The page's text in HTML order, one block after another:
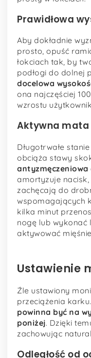
Prawidłowa
Aby dokładnie
prosto, opuść
łokciach tak, by
podłogi do dolnej
docelowa
ona najczęściej
wzrostu
Aktywna
Długotrwałe
obciąża stawy
antyzmęczeniowa
amortyzuje
zachęcają do
wspomagających
kilka minut
nogę lub wykonać
aktywować
Ustawienie
Źle ustawiony
przeciążenia karku.
powinna być na
poniżej. Dzięki
zachowując
Odległość od